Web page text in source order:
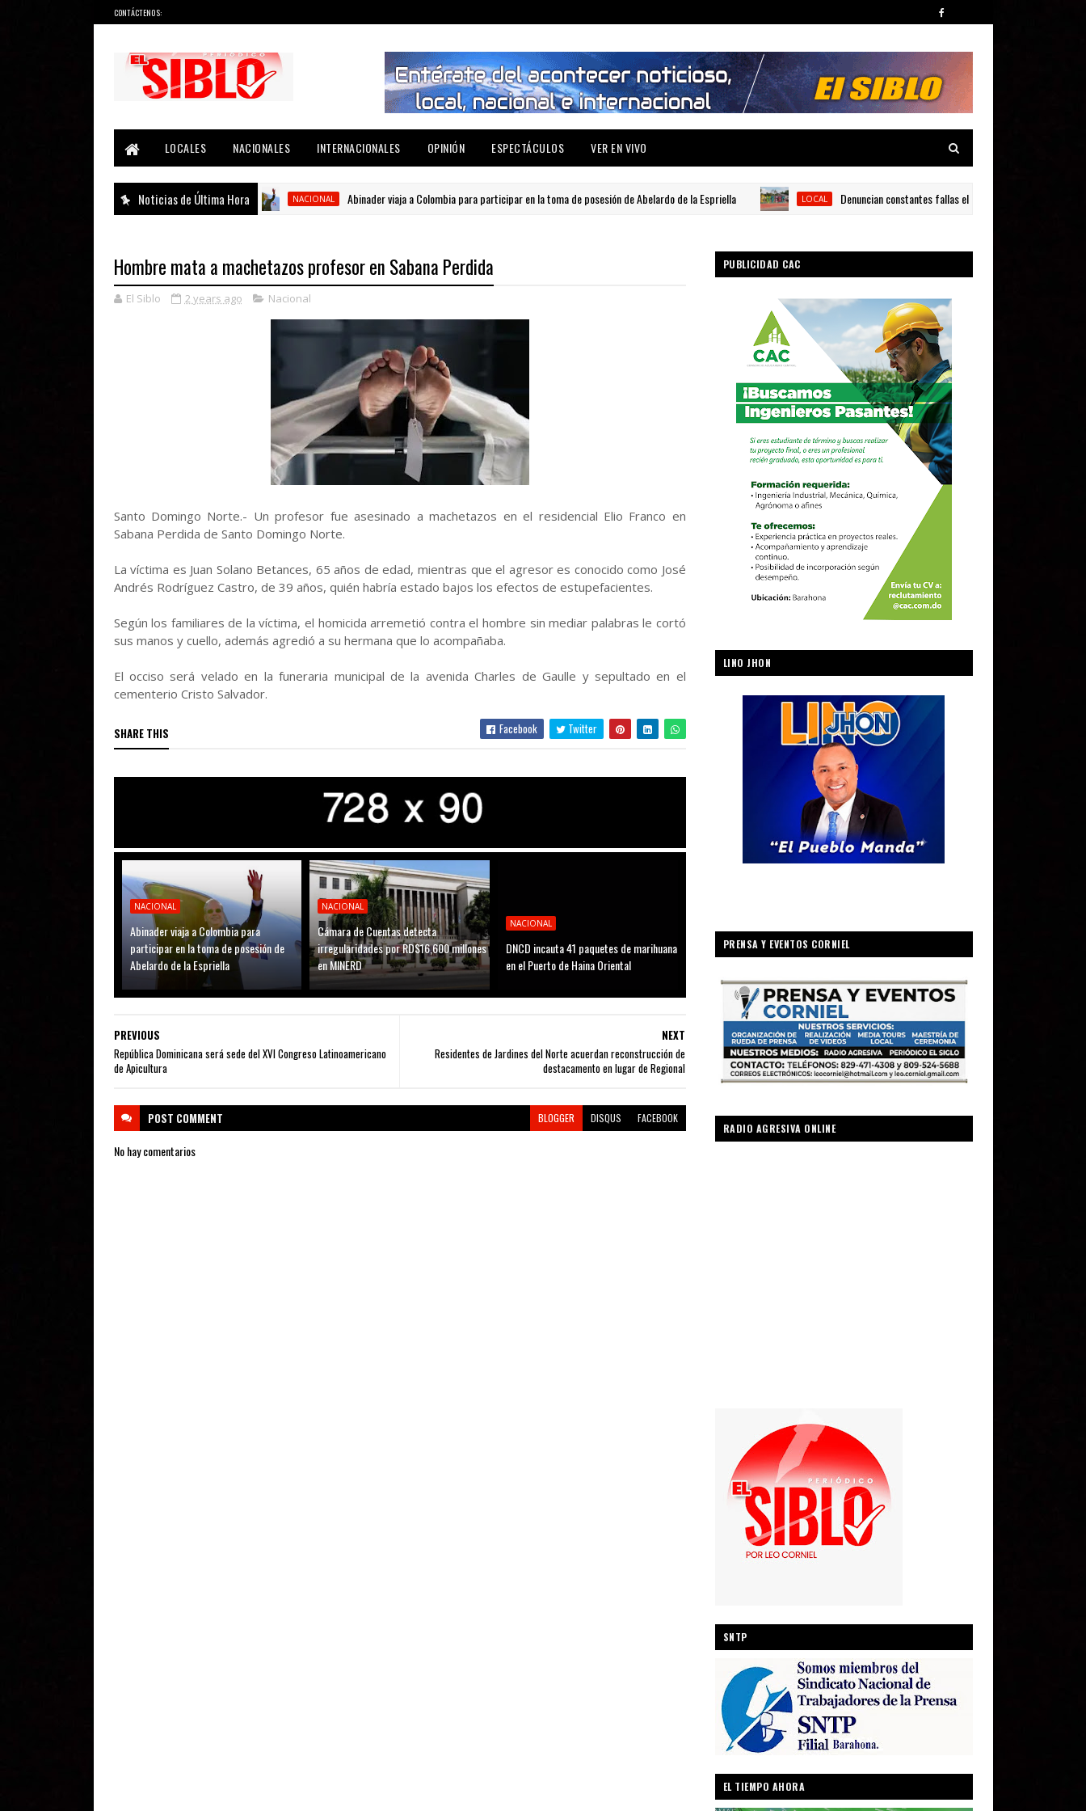
CONTÁCTENOS:
LOCALES
NACIONALES INTERNACIONALES OPINIÓN ESPECTÁCULOS VER EN VIVO
Noticias de Última Hora NACIONAL Abinader viaja a Colombia para participar en la toma de posesión de Abelardo de la Espriella LOCAL Denuncian constantes fallas eléctricas en La Descubierta de
Hombre mata a machetazos profesor en Sabana Perdida
El Siblo 2 years ago Nacional
Santo Domingo Norte.- Un profesor fue asesinado a machetazos en el residencial Elio Franco en
Sabana Perdida de Santo Domingo Norte.
La víctima es Juan Solano Betances, 65 años de edad, mientras que el agresor es conocido como José
Andrés Rodríguez Castro, de 39 años, quién habría estado bajos los efectos de estupefacientes.
Según los familiares de la víctima, el homicida arremetió contra el hombre sin mediar palabras le cortó
sus manos y cuello, además agredió a su hermana que lo acompañaba.
El occiso será velado en la funeraria municipal de la avenida Charles de Gaulle y sepultado en el
cementerio Cristo Salvador.
SHARE THIS Facebook Twitter
NACIONAL
Abinader viaja a Colombia para
participar en la toma de posesión de
Abelardo de la Espriella
NACIONAL
Cámara de Cuentas detecta
irregularidades por RD$16,600 millones
en MINERD
NACIONAL
DNCD incauta 41 paquetes de marihuana
en el Puerto de Haina Oriental
NEXT
Residentes de Jardines del Norte acuerdan reconstrucción de
destacamento en lugar de Regional
PREVIOUS
República Dominicana será sede del XVI Congreso Latinoamericano
de Apicultura
POST COMMENT BLOGGER DISQUS FACEBOOK
No hay comentarios
PUBLICIDAD CAC
LINO JHON
PRENSA Y EVENTOS CORNIEL
RADIO AGRESIVA ONLINE
SNTP
EL TIEMPO AHORA